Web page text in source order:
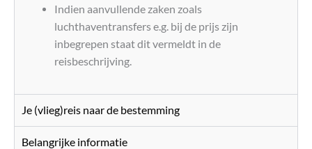
Indien aanvullende zaken zoals
luchthaventransfers e.g. bij de prijs zijn
inbegrepen staat dit vermeldt in de
reisbeschrijving.
Je (vlieg)reis naar de bestemming
Belangrijke informatie